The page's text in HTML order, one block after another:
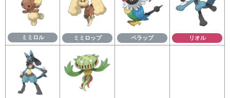
ミミロル ミミロップ ペラップ リオル